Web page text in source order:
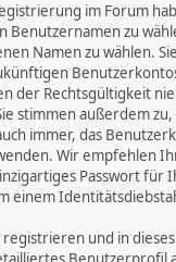
im Forum
Benutzernamen zu
Namen zu wählen.
der Rechtsgültigkeit
stimmen außerdem zu,
immer, das
Wir empfehlen
Passwort für
einem
registrieren und in